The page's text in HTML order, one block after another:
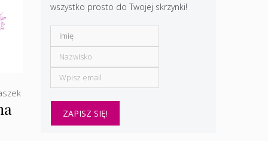
wszystko prosto do Twojej skrzynki!